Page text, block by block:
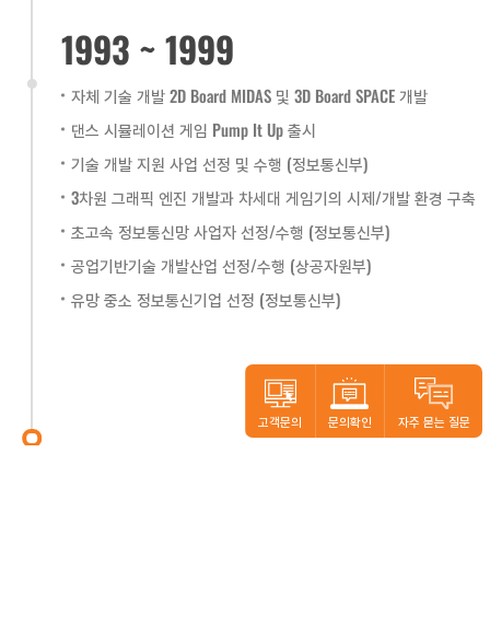
1993 ~ 1999
자체 기술 개발 2D Board MIDAS 및 3D Board SPACE 개발
댄스 시뮬레이션 게임 Pump It Up 출시
기술 개발 지원 사업 선정 및 수행 (정보통신부)
3차원 그래픽 엔진 개발과 차세대 게임기의 시제/개발 환경 구축
초고속 정보통신망 사업자 선정/수행 (정보통신부)
공업기반기술 개발산업 선정/수행 (상공자원부)
유망 중소 정보통신기업 선정 (정보통신부)
고객문의 문의확인 자주 묻는 질문